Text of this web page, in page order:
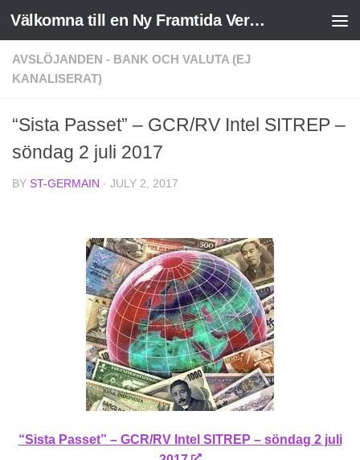
Skip to content Välkomna till en Ny Framtida Verklighet
AVSLÖJANDEN - BANK OCH VALUTA (EJ
KANALISERAT)
“Sista Passet” – GCR/RV Intel SITREP –
söndag 2 juli 2017
BY ST-GERMAIN · JULY 2, 2017
“Sista Passet” – GCR/RV Intel SITREP – söndag 2 juli